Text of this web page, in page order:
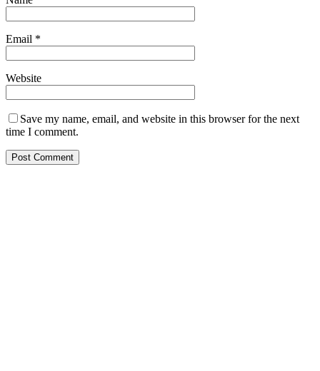
Email *
Website
Save my name, email, and website in this browser for the next
time I comment.